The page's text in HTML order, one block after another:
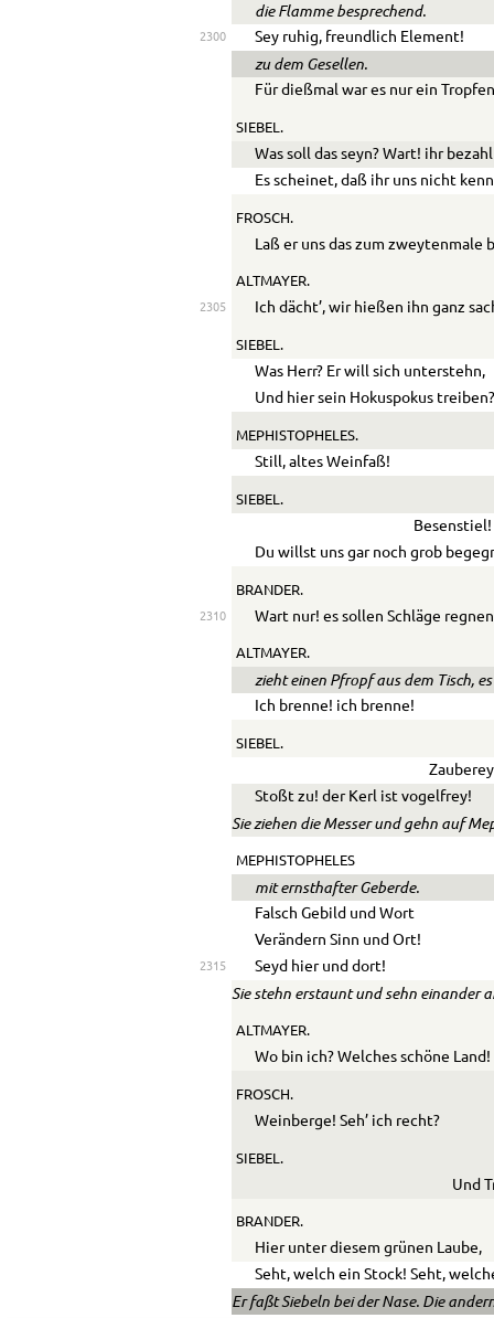
die Flamme besprechend.
2300 Sey ruhig, freundlich Element!
zu dem Gesellen.
Für dießmal war es nur ein
SIEBEL.
Was soll das seyn? Wart! ihr
Es scheinet, daß ihr uns nicht
FROSCH.
Laß er uns das zum zweytenmale
ALTMAYER.
2305 Ich dächt’, wir hießen ihn ganz
SIEBEL.
Was Herr? Er will sich unterstehn,
Und hier sein Hokuspokus
MEPHISTOPHELES.
Still, altes Weinfaß!
SIEBEL.
Besenstiel!
Du willst uns gar noch grob
BRANDER.
2310 Wart nur! es sollen Schläge
ALTMAYER.
zieht einen Pfropf aus dem Tisch,
Ich brenne! ich brenne!
SIEBEL.
Stoßt zu! der Kerl ist vogelfrey!
Sie ziehen die Messer und gehn auf
MEPHISTOPHELES
mit ernsthafter Geberde.
Falsch Gebild und Wort
Verändern Sinn und Ort!
2315 Seyd hier und dort!
Sie stehn erstaunt und sehn einander
ALTMAYER.
Wo bin ich? Welches schöne Land!
FROSCH.
Weinberge! Seh’ ich recht?
SIEBEL.
Und
BRANDER.
Hier unter diesem grünen Laube,
Seht, welch ein Stock! Seht,
Er faßt Siebeln bei der Nase. Die